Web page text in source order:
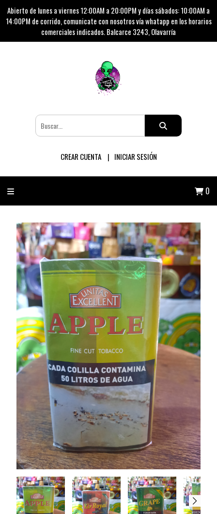
Abierto de lunes a viernes 12:00AM a 20:00PM y días sábados: 10:00AM a
14:00PM de corrido, comunicate con nosotros vía whatapp en los horarios
comerciales indicados. Balcarce 3243, Olavarría
CREAR CUENTA INICIAR SESIÓN
0